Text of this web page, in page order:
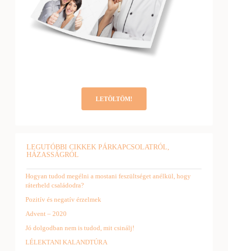
LETÖLTÖM!
LEGUTÓBBI CIKKEK PÁRKAPCSOLATRÓL,
HÁZASSÁGRÓL
Hogyan tudod megélni a mostani feszültséget anélkül, hogy
ráterheld családodra?
Pozitív és negatív érzelmek
Advent – 2020
Jó dolgodban nem is tudod, mit csinálj!
LÉLEKTANI KALANDTÚRA